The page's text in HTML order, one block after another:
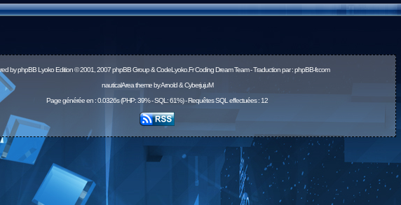
byphpBBLyoko Edition © 2001, 2007 phpBB Group & CodeLyoko.Fr Coding Dream Team - Traduction par :phpBB-fr.com
nauticalArea theme by Arnold & CyberjujuM
Page générée en : 0.0326s (PHP: 39% - SQL: 61%) - Requêtes SQL effectuées : 12